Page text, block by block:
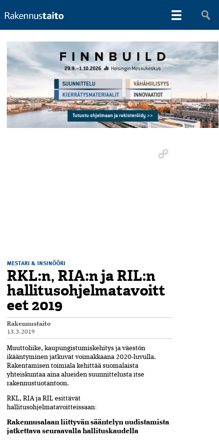
MESTARI & INSINÖÖRI
RKL:n, RIA:n ja RIL:n
hallitusohjelmatavoitt
eet 2019
Rakennustaito
13.3.2019
Muuttoliike, kaupungistumiskehitys ja väestön
ikääntyminen jatkuvat voimakkaana 2020-luvulla.
Rakentamisen toimiala kehittää suomalaista
yhteiskuntaa aina alueiden suunnittelusta itse
rakennustuotantoon.
RKL, RIA ja RIL esittävät
hallitusohjelmatavoitteissaan:
Rakennusalaan liittyvän sääntelyn uudistamista
jatkettava seuraavalla hallituskaudella